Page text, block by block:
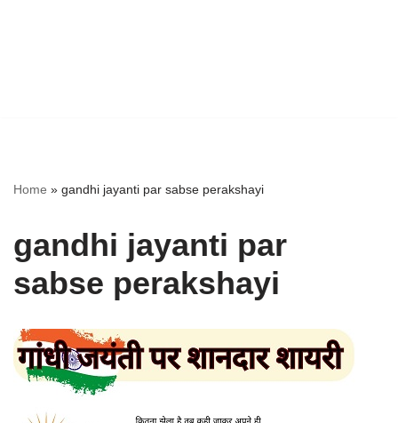
Home » gandhi jayanti par sabse perakshayi
gandhi jayanti par
sabse perakshayi